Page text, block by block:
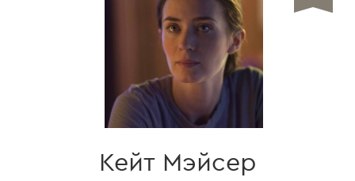
Кейт Мэйсер